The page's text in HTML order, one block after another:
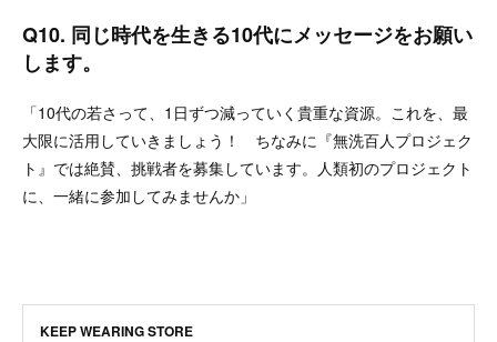
Q10. 同じ時代を生きる10代にメッセージをお願い
します。
「10代の若さって、1日ずつ減っていく貴重な資源。これを、最
大限に活用していきましょう！ ちなみに『無洗百人プロジェク
ト』では絶賛、挑戦者を募集しています。人類初のプロジェクト
に、一緒に参加してみませんか」
KEEP WEARING STORE